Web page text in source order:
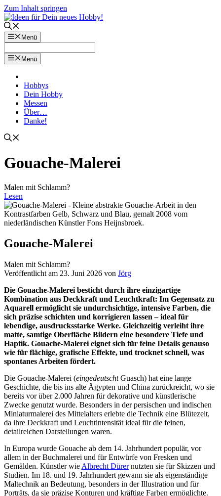
Zum Inhalt springen
Menü
Menü
Hobbys
Dein Hobby
Messen
Über…
Danke!
Gouache-Malerei
Malen mit Schlamm?
Lesen
Gouache-Malerei
Malen mit Schlamm?
Veröffentlicht am 23. Juni 2026 von Jörg
Die Gouache-Malerei besticht durch ihre einzigartige
Kombination aus Deckkraft und Leuchtkraft: Im Gegensatz zu
Aquarell ermöglicht sie undurchsichtige, intensive Farben, die
sich präzise schichten und korrigieren lassen – ideal für
lebendige, ausdrucksstarke Werke. Gleichzeitig verleiht ihre
matte, samtige Oberfläche Bildern eine besondere Tiefe und
Haptik. Gouache-Malerei eignet sich für feine Details genauso
wie für flächige, grafische Effekte, und trocknet schnell, was
spontanes Arbeiten fördert.
Die Gouache-Malerei (eingedeutschtGu­asch) hat eine lange
Geschichte, die bis ins alte Ägypten und China zurückreicht, wo sie
bereits vor über 2.000 Jahren für dekorative und künstlerische
Zwecke genutzt wurde. Besonders in der persischen und indischen
Miniaturmalerei des Mittelalters erlebte die Technik eine Blütezeit,
da ihre Deckkraft und Leuchtintensität ideal für die feinen,
detailreichen Darstellungen waren.
In Europa wurde Gouache ab dem 14. Jahrhundert populär, vor
allem in der Buchmalerei und für Entwürfe von Fresken und
Gemälden. Künstler wie Albrecht Dürernutzten sie für Skizzen und
Studien. Im 18. und 19. Jahrhundert gewann sie als eigenständige
Maltechnik an Bedeutung, besonders in der Illustration und für
Porträts, da sie präzise Konturen und kräftige Farben ermöglichte.